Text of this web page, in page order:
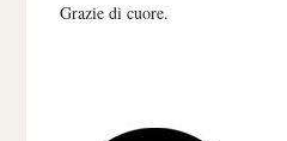
Grazie di cuore.